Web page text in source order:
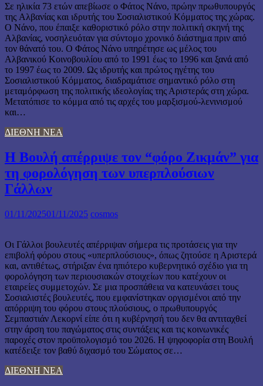
Σε ηλικία 73 ετών απεβίωσε ο Φάτος Νάνο, πρώην πρωθυπουργός
της Αλβανίας και ιδρυτής του Σοσιαλιστικού Κόμματος της χώρας.
Ο Νάνο, που έπαιξε καθοριστικό ρόλο στην πολιτική σκηνή της
Αλβανίας, νοσηλευόταν για σύντομο χρονικό διάστημα πριν από
τον θάνατό του. Ο Φάτος Νάνο υπηρέτησε ως μέλος του
Αλβανικού Κοινοβουλίου από το 1991 έως το 1996 και ξανά από
το 1997 έως το 2009. Ως ιδρυτής και πρώτος ηγέτης του
Σοσιαλιστικού Κόμματος, διαδραμάτισε σημαντικό ρόλο στη
μεταμόρφωση της πολιτικής ιδεολογίας της Αριστεράς στη χώρα.
Μετατόπισε το κόμμα από τις αρχές του μαρξισμού-λενινισμού
και…
ΔΙΕΘΝΗ ΝΕΑ
Η Βουλή απέρριψε τον “φόρο Ζικμάν” για
τη φορολόγηση των υπερπλούσιων
Γάλλων
01/11/202501/11/2025 cosmos
Οι Γάλλοι βουλευτές απέρριψαν σήμερα τις προτάσεις για την
επιβολή φόρου στους «υπερπλούσιους», όπως ζητούσε η Αριστερά
και, αντιθέτως, στήριξαν ένα ηπιότερο κυβερνητικό σχέδιο για τη
φορολόγηση των περιουσιακών στοιχείων που κατέχουν οι
εταιρείες συμμετοχών. Σε μια προσπάθεια να κατευνάσει τους
Σοσιαλιστές βουλευτές, που εμφανίστηκαν οργισμένοι από την
απόρριψη του φόρου στους πλούσιους, ο πρωθυπουργός
Σεμπαστιάν Λεκορνί είπε ότι η κυβέρνησή του δεν θα αντιταχθεί
στην άρση του παγώματος στις συντάξεις και τις κοινωνικές
παροχές στον προϋπολογισμό του 2026. Η ψηφοφορία στη Βουλή
κατέδειξε τον βαθύ διχασμό του Σώματος σε…
ΔΙΕΘΝΗ ΝΕΑ